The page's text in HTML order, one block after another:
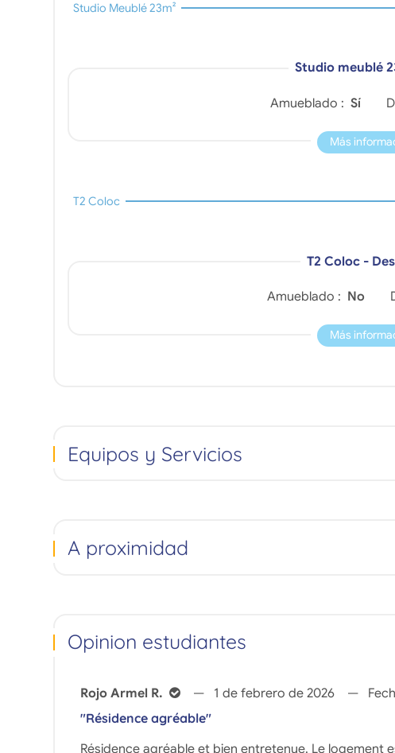
Studio Meublé 23m²
Studio meublé
Amueblado : Sí
Más
T2 Coloc
T2 Coloc -
Amueblado : No
Más
Equipos y Servicios
A proximidad
Opinion estudiantes
Rojo Armel R. 1 de febrero de 2026
"Résidence agréable"
Résidence agréable et bien entretenue. Le